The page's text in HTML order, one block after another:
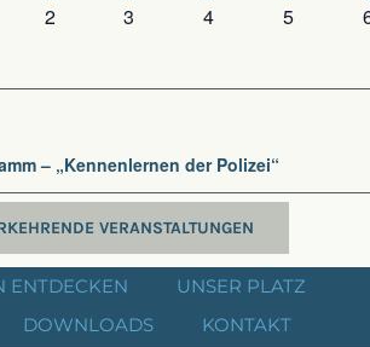
VERANSTALTUNGEN
ENTDECKEN
UNSER PLATZ
DOWNLOADS KONTAKT